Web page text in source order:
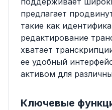
предлагает
такие как
редактирование
хватает
ее удобный
активом для
Ключевые